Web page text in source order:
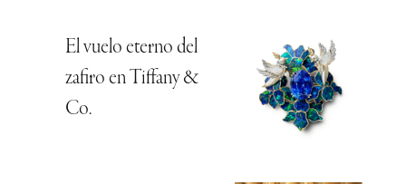
El vuelo eterno del
zafiro en Tiffany &
Co.